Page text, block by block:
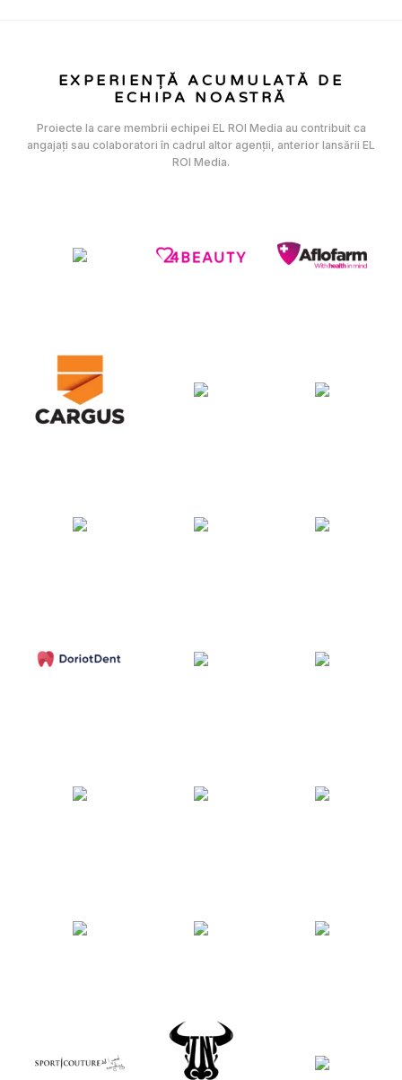
EXPERIENȚĂ ACUMULATĂ DE
ECHIPA NOASTRĂ
Proiecte la care membrii echipei EL ROI Media au contribuit ca
angajați sau colaboratori în cadrul altor agenții, anterior lansării EL
ROI Media.